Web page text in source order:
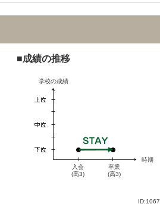
時間中は同じクラスの人と話をして勉
導はとても充実しています。面談もか
あり、浪人時代は通常に比べてかなり
成績の推移
学校の成績
時期
入会
(高3)
卒業
(高3)
ID:1067